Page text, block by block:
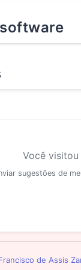
Você
sugestões de
de Assis